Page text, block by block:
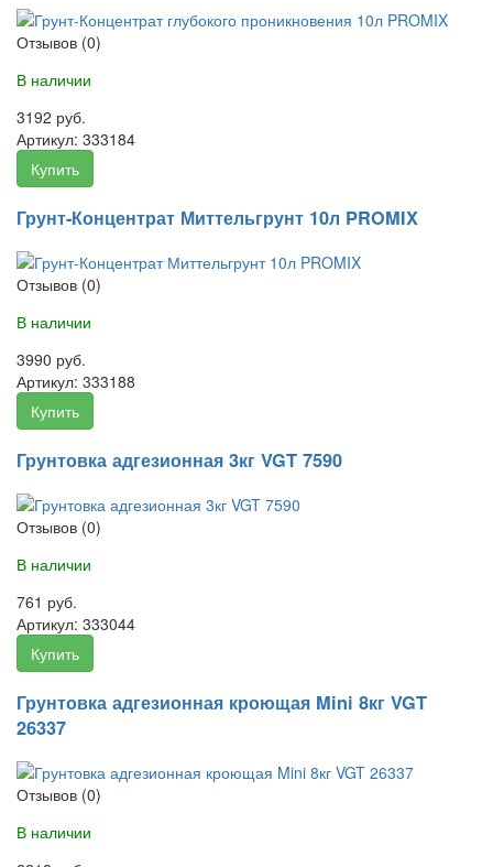
Отзывов (0)
В наличии
3192 руб.
Артикул: 333184
Купить
Грунт-Концентрат Миттельгрунт 10л PROMIX
Отзывов (0)
В наличии
3990 руб.
Артикул: 333188
Купить
Грунтовка адгезионная 3кг VGT 7590
Отзывов (0)
В наличии
761 руб.
Артикул: 333044
Купить
Грунтовка адгезионная кроющая Mini 8кг VGT
26337
Отзывов (0)
В наличии